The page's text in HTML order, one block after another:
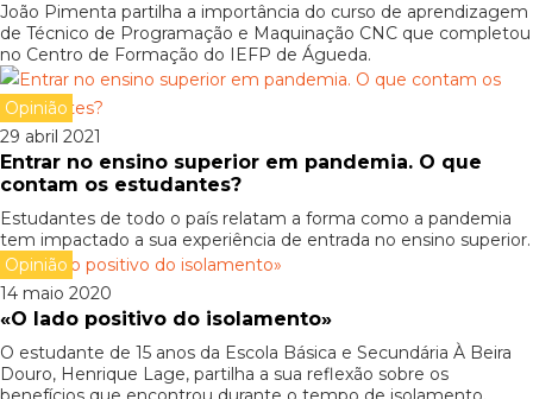
João Pimenta partilha a importância do curso de aprendizagem
de Técnico de Programação e Maquinação CNC que completou
no Centro de Formação do IEFP de Águeda.
Opinião
29 abril 2021
Entrar no ensino superior em pandemia. O que
contam os estudantes?
Estudantes de todo o país relatam a forma como a pandemia
tem impactado a sua experiência de entrada no ensino superior.
Opinião
14 maio 2020
«O lado positivo do isolamento»
O estudante de 15 anos da Escola Básica e Secundária À Beira
Douro, Henrique Lage, partilha a sua reflexão sobre os